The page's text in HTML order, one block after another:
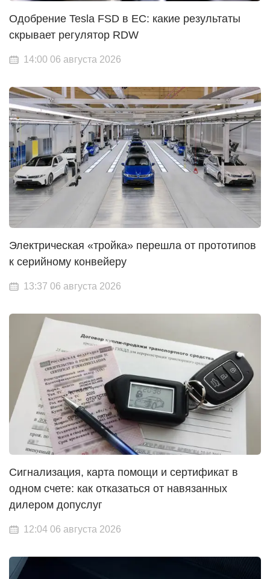
Одобрение Tesla FSD в ЕС: какие результаты
скрывает регулятор RDW
14:00 06 августа 2026
Электрическая «тройка» перешла от прототипов
к серийному конвейеру
13:37 06 августа 2026
Сигнализация, карта помощи и сертификат в
одном счете: как отказаться от навязанных
дилером допуслуг
12:04 06 августа 2026